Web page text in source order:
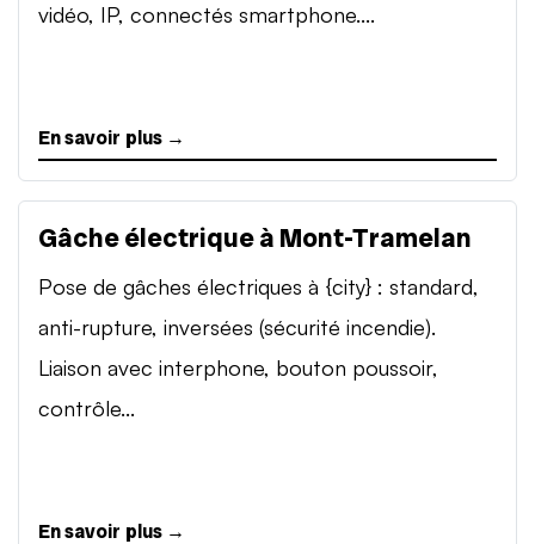
vidéo, IP, connectés smartphone....
En savoir plus →
Gâche électrique à Mont-Tramelan
Pose de gâches électriques à {city} : standard,
anti-rupture, inversées (sécurité incendie).
Liaison avec interphone, bouton poussoir,
contrôle...
En savoir plus →